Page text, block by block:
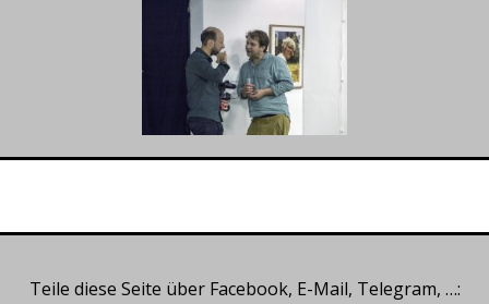
Teile diese Seite über Facebook, E-Mail, Telegram, …: